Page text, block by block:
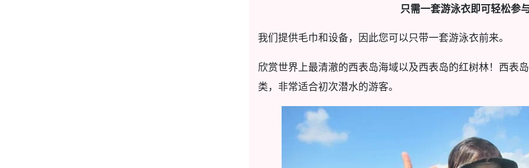
只需一套游泳衣即可轻松参
我们提供毛巾和设备，因此您可以只带一套游泳衣前来。
欣赏世界上最清澈的西表岛海域以及西表岛的红树林！西表
类，非常适合初次潜水的游客。